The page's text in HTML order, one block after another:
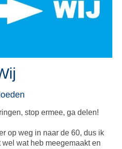
stop ermee, ga delen!
op weg in naar de 60, dus ik
wat heb meegemaakt en